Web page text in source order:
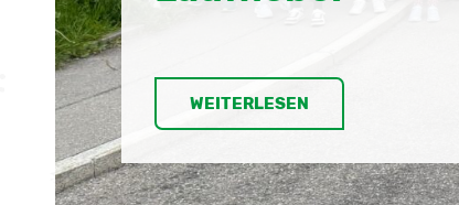
WEITERLESEN